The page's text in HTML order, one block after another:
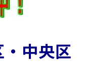
中央区